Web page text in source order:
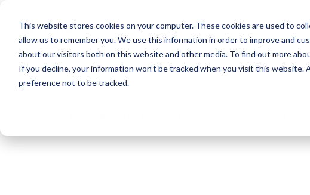
This website stores cookies on your computer. These cookies are used to
allow us to remember you. We use this information in order to improve and
about our visitors both on this website and other media. To find out more
If you decline, your information won’t be tracked when you visit this
preference not to be tracked.
Segmente Lösungen Referenzen Service
Das SKIDATA sMove Mobile Kit: